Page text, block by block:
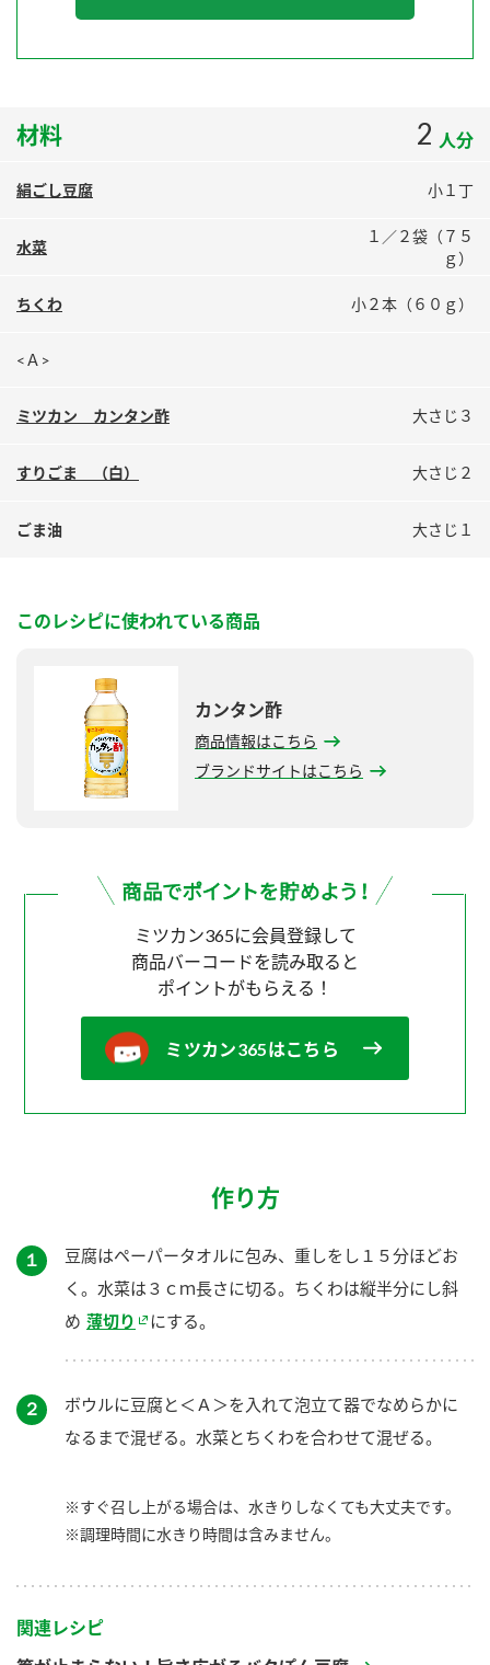
スペシャルサイト
お酢を知ろう！
ぽん酢サワー
各部門が大切にしていること
よくあるご質問
地図から取り扱い店舗を探す
検索
業務用サイト ミツカングループについて 製造所固有記号一覧
材料 2 人分
絹ごし豆腐 小１丁
水菜
１／２袋（７５
ｇ）
ちくわ 小２本（６０ｇ）
<Ａ>
ミツカン カンタン酢 大さじ３
すりごま （白） 大さじ２
ごま油 大さじ１
このレシピに使われている商品
カンタン酢
商品情報はこちら
ブランドサイトはこちら
ミツカン365に会員登録して
商品バーコードを読み取ると
ポイントがもらえる！
ミツカン365はこちら
作り方
１
豆腐はペーパータオルに包み、重しをし１５分ほどお
く。水菜は３ｃｍ長さに切る。ちくわは縦半分にし斜
め 薄切り にする。
２
ボウルに豆腐と＜Ａ＞を入れて泡立て器でなめらかに
なるまで混ぜる。水菜とちくわを合わせて混ぜる。
※すぐ召し上がる場合は、水きりしなくても大丈夫です。
※調理時間に水きり時間は含みません。
関連レシピ